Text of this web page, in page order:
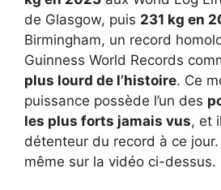
de Glasgow, puis 231 kg en
Birmingham, un record
Guinness World Records
plus lourd de l’histoire. Ce
puissance possède l’un des
les plus forts jamais vus, et
détenteur du record à ce
même sur la vidéo ci-dessus.